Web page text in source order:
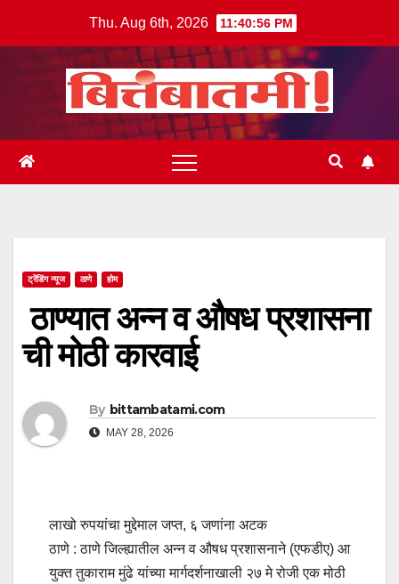
Thu. Aug 6th, 2026 11:40:57 PM
ट्रेंडिंग न्यूज ठाणे होम
ठाण्यात अन्न व औषध प्रशासना
ची मोठी कारवाई
By bittambatami.com
MAY 28, 2026
लाखो रुपयांचा मुद्देमाल जप्त, ६ जणांना अटक
ठाणे : ठाणे जिल्ह्यातील अन्न व औषध प्रशासनाने (एफडीए) आ
युक्त तुकाराम मुंढे यांच्या मार्गदर्शनाखाली २७ मे रोजी एक मोठी